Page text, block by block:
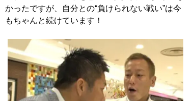
かったですが、自分との“負けられない戦い”は今
もちゃんと続けています！